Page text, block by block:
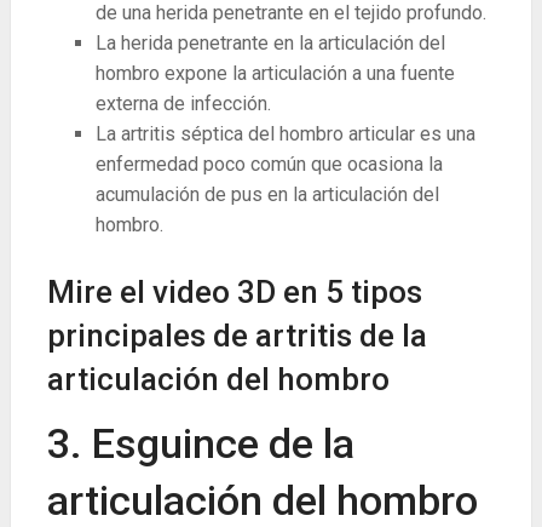
de una herida penetrante en el tejido profundo.
La herida penetrante en la articulación del
hombro expone la articulación a una fuente
externa de infección.
La artritis séptica del hombro articular es una
enfermedad poco común que ocasiona la
acumulación de pus en la articulación del
hombro.
Mire el video 3D en 5 tipos
principales de artritis de la
articulación del hombro
3. Esguince de la
articulación del hombro